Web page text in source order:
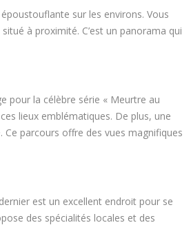
sur les environs. Vous
à proximité. C’est un panorama qui
pour la célèbre série « Meurtre au
lieux emblématiques. De plus, une
Ce parcours offre des vues magnifiques
est un excellent endroit pour se
des spécialités locales et des